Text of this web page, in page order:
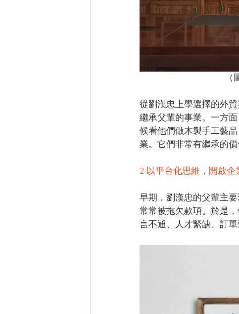
從劉漢忠上學選擇的外
繼承父輩的事業。一方
候看他們做木製手工藝
業。它們非常有繼承的
2 以平台化思維，開啟企
早期，劉漢忠的父輩主
常常被拖欠款項。於是
言不通、人才緊缺、訂